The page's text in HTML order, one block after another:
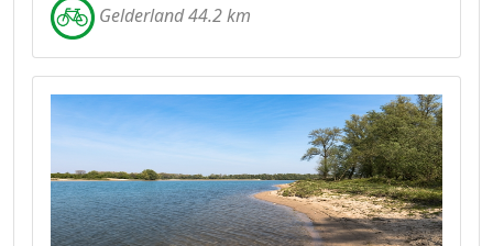
Gelderland 44.2 km